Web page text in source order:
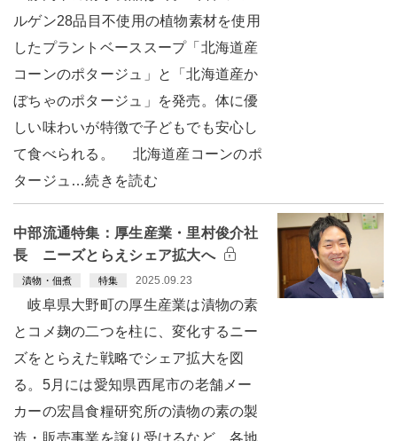
ルゲン28品目不使用の植物素材を使用
したプラントベーススープ「北海道産
コーンのポタージュ」と「北海道産か
ぼちゃのポタージュ」を発売。体に優
しい味わいが特徴で子どもでも安心し
て食べられる。 北海道産コーンのポ
タージュ…続きを読む
中部流通特集：厚生産業・里村俊介社
長 ニーズとらえシェア拡大へ
漬物・佃煮 特集 2025.09.23
岐阜県大野町の厚生産業は漬物の素
とコメ麹の二つを柱に、変化するニー
ズをとらえた戦略でシェア拡大を図
る。5月には愛知県西尾市の老舗メー
カーの宏昌食糧研究所の漬物の素の製
造・販売事業を譲り受けるなど、各地